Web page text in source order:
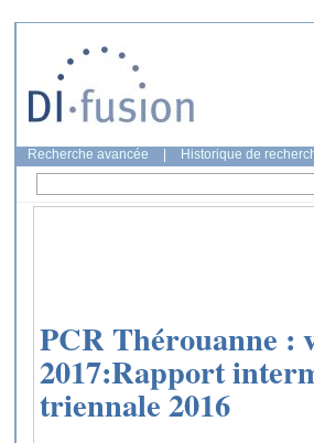
Recherche avancée Historique de
PCR Thérouanne :
2017:Rapport
triennale 2016